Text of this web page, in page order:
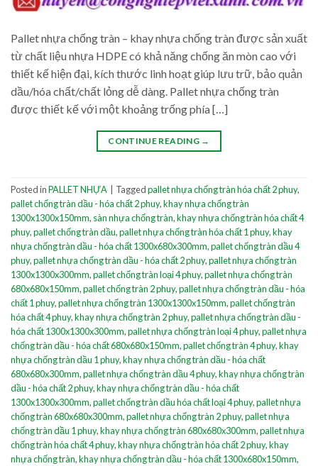
Pallet nhựa chống tràn – khay nhựa chống tràn được sản xuất
từ chất liệu nhựa HDPE có khả năng chống ăn mòn cao với
thiết kế hiện đại, kích thước linh hoạt giúp lưu trữ, bảo quản
dầu/hóa chất/chất lỏng dễ dàng. Pallet nhựa chống tràn
được thiết kế với một khoảng trống phía […]
CONTINUE READING →
Posted inPALLET NHỰA Taggedpallet nhựa chống tràn hóa chất 2 phuy,
pallet chống tràn dầu - hóa chất 2 phuy,khay nhựa chống tràn
1300x1300x150mm, sàn nhựa chống tràn,khay nhựa chống tràn hóa chất 4
phuy,pallet chống tràn dầu,pallet nhựa chống tràn hóa chất 1 phuy,khay
nhựa chống tràn dầu - hóa chất 1300x680x300mm,pallet chống tràn dầu 4
phuy,pallet nhựa chống tràn dầu - hóa chất 2 phuy,pallet nhựa chống tràn
1300x1300x300mm,pallet chống tràn loại 4 phuy,pallet nhựa chống tràn
680x680x150mm,pallet chống tràn 2 phuy,pallet nhựa chống tràn dầu - hóa
chất 1 phuy,pallet nhựa chống tràn 1300x1300x150mm,pallet chống tràn
hóa chất 4 phuy,khay nhựa chống tràn 2 phuy,pallet nhựa chống tràn dầu -
hóa chất 1300x1300x300mm,pallet nhựa chống tràn loại 4 phuy,pallet nhựa
chống tràn dầu - hóa chất 680x680x150mm,pallet chống tràn 4 phuy,khay
nhựa chống tràn dầu 1 phuy,khay nhựa chống tràn dầu - hóa chất
680x680x300mm,pallet nhựa chống tràn dầu 4 phuy,khay nhựa chống tràn
dầu - hóa chất 2 phuy,khay nhựa chống tràn dầu - hóa chất
1300x1300x300mm,pallet chống tràn dầu hóa chất loại 4 phuy,pallet nhựa
chống tràn 680x680x300mm,pallet nhựa chống tràn 2 phuy,pallet nhựa
chống tràn dầu 1 phuy,khay nhựa chống tràn 680x680x300mm,pallet nhựa
chống tràn hóa chất 4 phuy,khay nhựa chống tràn hóa chất 2 phuy,khay
nhựa chống tràn,khay nhựa chống tràn dầu - hóa chất 1300x680x150mm,